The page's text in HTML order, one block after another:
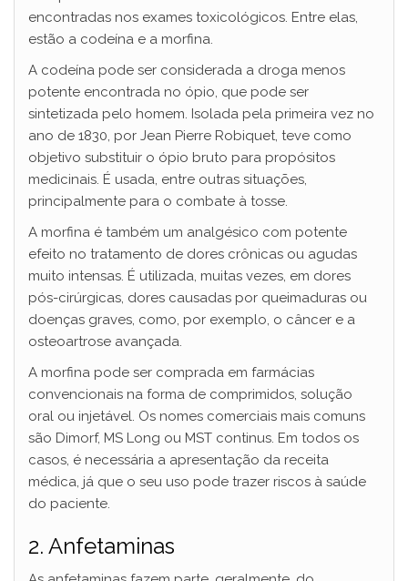
encontradas nos exames toxicológicos. Entre elas,
estão a codeína e a morfina.
A codeína pode ser considerada a droga menos
potente encontrada no ópio, que pode ser
sintetizada pelo homem. Isolada pela primeira vez no
ano de 1830, por Jean Pierre Robiquet, teve como
objetivo substituir o ópio bruto para propósitos
medicinais. É usada, entre outras situações,
principalmente para o combate à tosse.
A morfina é também um analgésico com potente
efeito no tratamento de dores crônicas ou agudas
muito intensas. É utilizada, muitas vezes, em dores
pós-cirúrgicas, dores causadas por queimaduras ou
doenças graves, como, por exemplo, o câncer e a
osteoartrose avançada.
A morfina pode ser comprada em farmácias
convencionais na forma de comprimidos, solução
oral ou injetável. Os nomes comerciais mais comuns
são Dimorf, MS Long ou MST continus. Em todos os
casos, é necessária a apresentação da receita
médica, já que o seu uso pode trazer riscos à saúde
do paciente.
2. Anfetaminas